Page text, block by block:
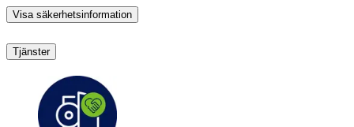
Visa säkerhetsinformation
Tjänster